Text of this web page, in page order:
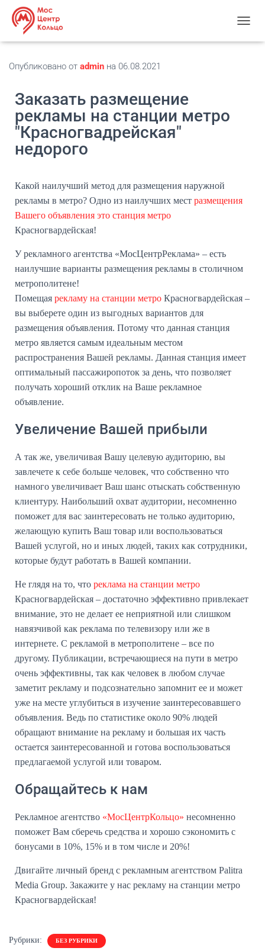
Е
Опубликовано от admin на 06.08.2021
Заказать размещение
рекламы на станции метро
"Красногвадрейская"
недорого
Какой наилучший метод для размещения наружной
рекламы в метро? Одно из наилучших мест размещения
Вашего объявления это станция метро
Красногвардейская!
У рекламного агентства «МосЦентрРеклама» – есть
наилучшие варианты размещения рекламы в столичном
метрополитене!
Помещая рекламу на станции метро Красногвардейская –
вы выберете один из выгодных вариантов для
размещения объявления. Потому что данная станция
метро является самым идеальным местом
распространения Вашей рекламы. Данная станция имеет
оптимальный пассажиропоток за день, что позволяет
получать хороший отклик на Ваше рекламное
объявление.
Увеличение Вашей прибыли
А так же, увеличивая Вашу целевую аудиторию, вы
завлечете к себе больше человек, что собственно что
намного увеличивает Ваш шанс отыскать собственную
клиентуру. Наибольший охват аудитории, несомненно
поможет для вас заинтересовать не только аудиторию,
желающую купить Ваш товар или воспользоваться
Вашей услугой, но и иных людей, таких как сотрудники,
которые будут работать в Вашей компании.
Не глядя на то, что реклама на станции метро
Красногвардейская – достаточно эффективно привлекает
внимание, это не делает ее неприятной или слишком
навязчивой как реклама по телевизору или же в
интернете. С рекламой в метрополитене – все по
другому. Публикации, встречающиеся на пути в метро
очень эффективны, так как человек в любом случае
заметит рекламу и подсознательно запомнит ее и может
уже на месте углубиться в изучение заинтересовавшего
объявления. Ведь по статистике около 90% людей
обращают внимание на рекламу и большая их часть
остается заинтересованной и готова воспользоваться
предлагаемой услугой или товаром.
Обращайтесь к нам
Рекламное агентство «МосЦентрКольцо» несомненно
поможет Вам сберечь средства и хорошо сэкономить с
бонусами в 10%, 15% и в том числе и 20%!
Двигайте личный бренд с рекламным агентством Palitra
Media Group. Закажите у нас рекламу на станции метро
Красногвардейская!
Рубрики: БЕЗ РУБРИКИ